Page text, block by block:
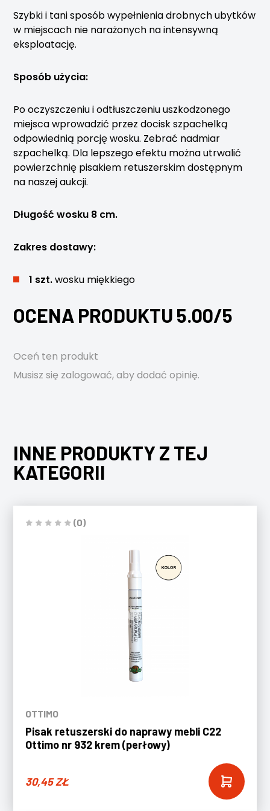
Szybki i tani sposób wypełnienia drobnych ubytków
w miejscach nie narażonych na intensywną
eksploatację.
Sposób użycia:
Po oczyszczeniu i odtłuszczeniu uszkodzonego
miejsca wprowadzić przez docisk szpachelką
odpowiednią porcję wosku. Zebrać nadmiar
szpachelką. Dla lepszego efektu można utrwalić
powierzchnię pisakiem retuszerskim dostępnym
na naszej aukcji.
Długość wosku 8 cm.
Zakres dostawy:
1 szt.wosku miękkiego
OCENA PRODUKTU 5.00/5
Oceń ten produkt
Musisz się zalogować, aby dodać opinię.
INNE PRODUKTY Z TEJ
KATEGORII
(0)
OTTIMO
Pisak retuszerski do naprawy mebli C22
Ottimo nr 932 krem (perłowy)
30,45ZŁ